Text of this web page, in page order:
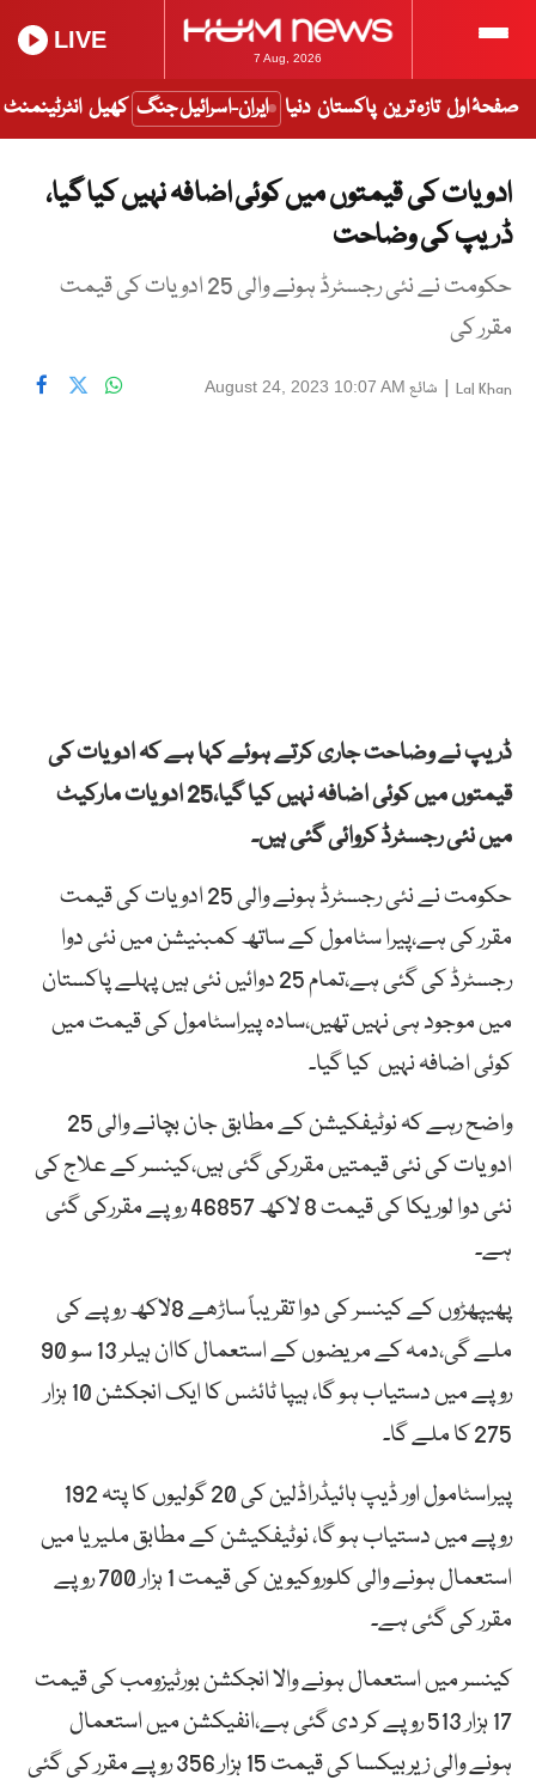
7 Aug, 2026
LIVE
صفحۂ اول تازہ ترین پاکستان دنیا ایران-اسرائیل جنگ کھیل انٹرٹینمنٹ
ادویات کی قیمتوں میں کوئی اضافہ نہیں کیا گیا،
ڈریپ کی وضاحت
حکومت نے نئی رجسٹرڈ ہونے والی 25 ادویات کی قیمت
مقرر کی
Lal Khan
| شائع August 24, 2023 10:07 AM
ڈریپ نے وضاحت جاری کرتے ہوئے کہا ہے کہ ادویات کی
قیمتوں میں کوئی اضافہ نہیں کیا گیا،25 ادویات مارکیٹ
میں نئی رجسٹرڈ کروائی گئی ہیں۔
حکومت نے نئی رجسٹرڈ ہونے والی 25 ادویات کی قیمت
مقرر کی ہے،پیرا سٹامول کے ساتھ کمبنیشن میں نئی دوا
رجسٹرڈ کی گئی ہے،تمام 25 دوائیں نئی ہیں پہلے پاکستان
میں موجود ہی نہیں تھیں،سادہ پیراسٹامول کی قیمت میں
کوئی اضافہ نہیں کیا گیا۔
واضح رہے کہ نوٹیفکیشن کے مطابق جان بچانے والی 25
ادویات کی نئی قیمتیں مقررکی گئی ہیں،کینسر کے علاج کی
نئی دوا لوریکا کی قیمت 8 لاکھ 46857 روپے مقررکی گئی
ہے۔
پھیپھڑوں کے کینسر کی دوا تقریباً ساڑھے 8لاکھ روپے کی
ملے گی،دمہ کے مریضوں کے استعمال کاان ہیلر 13 سو 90
روپے میں دستیاب ہو گا، ہیپا ٹائٹس کا ایک انجکشن 10 ہزار
275 کا ملے گا۔
پیراسٹامول اور ڈیپ ہائیڈراڈلین کی 20 گولیوں کا پتہ 192
روپے میں دستیاب ہو گا، نوٹیفکیشن کے مطابق ملیریا میں
استعمال ہونے والی کلوروکیوین کی قیمت 1 ہزار 700 روپے
مقرر کی گئی ہے۔
کینسر میں استعمال ہونے والا انجکشن بورٹیزومب کی قیمت
17 ہزار 513 روپے کر دی گئی ہے،انفیکشن میں استعمال
ہونے والی زیربیکسا کی قیمت 15 ہزار 356 روپے مقرر کی گئی